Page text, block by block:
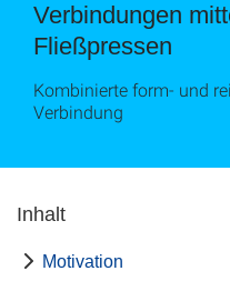
Verbindungen
Fließpressen
Kombinierte form- und
Verbindung
Inhalt
Motivation